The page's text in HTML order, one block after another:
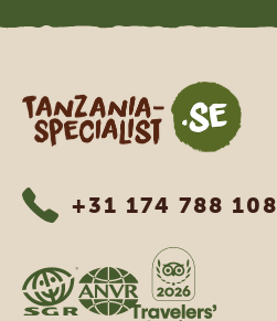
Tanzania Specialist
+31 174 788 108